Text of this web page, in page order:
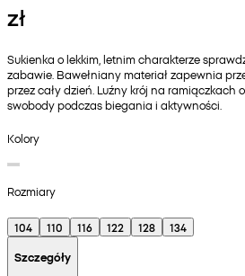
zł
Sukienka o lekkim, letnim charakterze
zabawie. Bawełniany materiał zapewnia
przez cały dzień. Luźny krój na ramiączkach
swobody podczas biegania i aktywności.
Kolory
Rozmiary
104 110 116 122 128
134
Szczegóły